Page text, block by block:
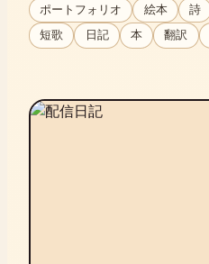
ポートフォリオ
絵本 詩
短歌
日記 本 翻訳